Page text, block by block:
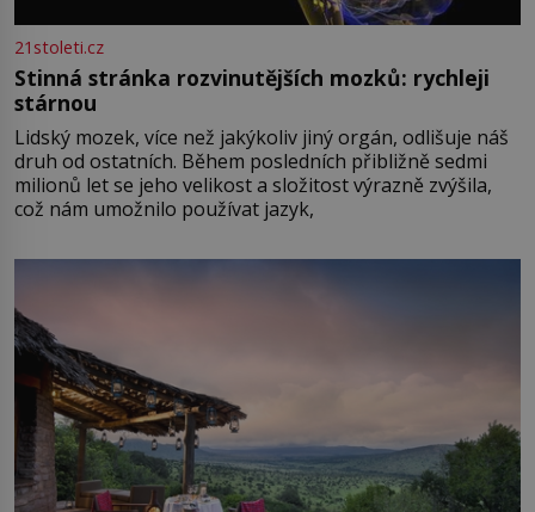
21stoleti.cz
Stinná stránka rozvinutějších mozků: rychleji
stárnou
Lidský mozek, více než jakýkoliv jiný orgán, odlišuje náš
druh od ostatních. Během posledních přibližně sedmi
milionů let se jeho velikost a složitost výrazně zvýšila,
což nám umožnilo používat jazyk,